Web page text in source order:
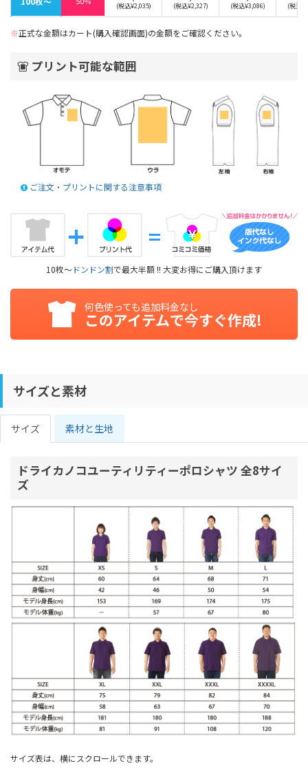
(税込¥2,035) (税込¥2,327) (税込¥3,086) (税込
※正式な金額はカート(購入確認画面)の金額をご確認ください。
プリント可能な範囲
ご注文・プリントに関する注意事項
10枚～ドンドン割で最大半額 !! 大変お得にご購入頂けます
何色使っても追加料金なし
このアイテムで今すぐ作成!
サイズと素材
サイズ 素材と生地
ドライカノコユーティリティーポロシャツ 全8サイ
ズ
サイズ表は、横にスクロールできます。